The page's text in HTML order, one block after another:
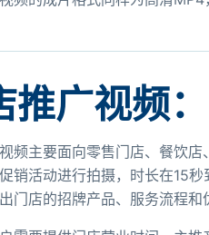
推广视频
频主要面向零售门店、餐饮
销活动进行拍摄，时长在15
门店的招牌产品、服务流程和